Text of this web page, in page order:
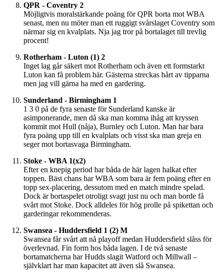
QPR - Coventry 2
Möjligtvis moralstärkande poäng för QPR borta mot WBA
senast, men nu möter man ett ruggigt svårslaget Coventry som
närmar sig en kvalplats. Nja jag tror på bortalaget till trevlig
procent!
Rotherham - Luton (1) 2
Inget lag går säkert mot Rotherham och även ett formstarkt
Luton kan få problem här. Gästerna streckas hårt av tipparna
men jag vill gärna ha med en gardering.
Sunderland - Birmingham 1
1 3 0 på de fyra senaste för Sunderland kanske är
asimponerande, men då ska man komma ihåg att kryssen
kommit mot Hull (nåja), Burnley och Luton. Man har bara
fyra poäng upp till en kvalplats och visst ska man greja en
seger mot bortasvaga Birmingham.
Stoke - WBA 1(x2)
Efter en knepig period har båda de här lagen halkat efter
toppen. Bäst chans har WBA som bara är fem poäng efter en
topp sex-placering, dessutom med en match mindre spelad.
Dock är bortaspelet otroligt svagt just nu och man borde få
svårt mot Stoke. Dock alldeles för hög prolle på spikettan och
garderingar rekommenderas.
Swansea - Huddersfield 1 (2) M
Swansea får svårt att nå playoff medan Huddersfield slåss för
överlevnad. Fin form hos båda lagen. I de två senaste
bortamatcherna har Hudds slagit Watford och Millwall –
självklart har man kapacitet att även slå Swansea.